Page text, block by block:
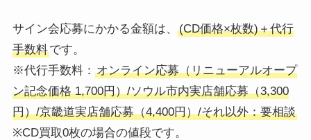
サイン会応募にかかる金額は、
(CD価格×枚数)＋代行
手数料です。
※代行手数料： オンライン応募（リニューアルオープ
ン記念価格 1,700円）/ソウル市内実店舗応募（3,300
円）/京畿道実店舗応募（4,400円）/それ以外：要相談
※CD買取0枚の場合の値段です。